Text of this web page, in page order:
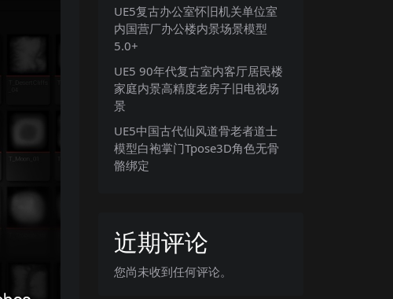
UE5复古办公室怀旧机关单位室
内国营厂办公楼内景场景模型
5.0+
UE5 90年代复古室内客厅居民楼
家庭内景高精度老房子旧电视场
景
UE5中国古代仙风道骨老者道士
模型白袍掌门Tpose3D角色无骨
骼绑定
近期评论
您尚未收到任何评论。